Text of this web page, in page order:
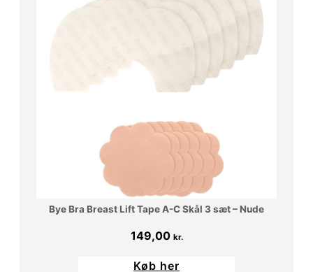
Bye Bra Breast Lift Tape A-C Skål 3 sæt – Nude
149,00 kr.
Køb her